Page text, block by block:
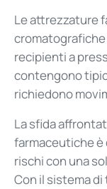
Le attrezzature
recipienti a
contengono
richiedono
La sfida
farmaceuticheè
rischi con una
Con il sistema